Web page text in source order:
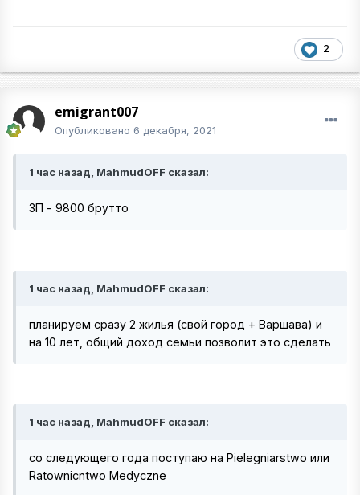
2
emigrant007
Опубликовано 6 декабря, 2021
1 час назад, MahmudOFF сказал:
ЗП - 9800 брутто
1 час назад, MahmudOFF сказал:
планируем сразу 2 жилья (свой город + Варшава) и
на 10 лет, общий доход семьи позволит это сделать
1 час назад, MahmudOFF сказал:
со следующего года поступаю на Pielegniarstwo или
Ratownicntwo Medyczne